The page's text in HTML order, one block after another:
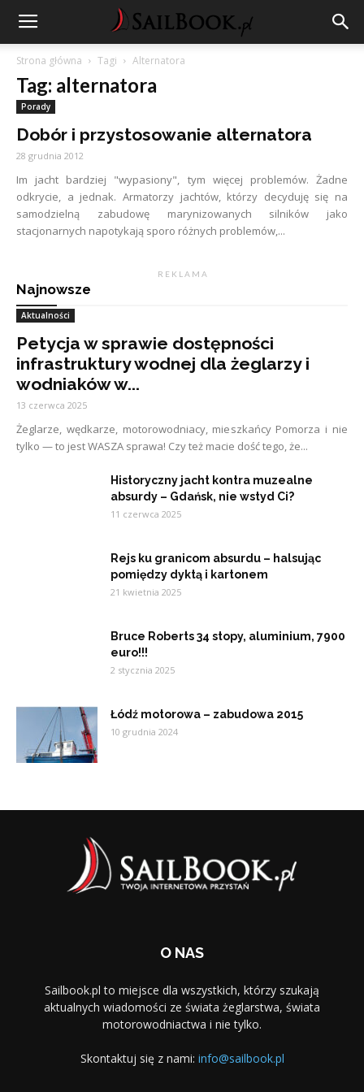
Strona główna Tagi Alternatora
Tag: alternatora
Porady
Dobór i przystosowanie alternatora
28 grudnia 2012
Im jacht bardziej "wypasiony", tym więcej problemów. Żadne
odkrycie, a jednak. Armatorzy jachtów, którzy decyduję się na
samodzielną zabudowę marynizowanych silników jako
stacjonarnych napotykają sporo różnych problemów,...
R E K L A M A
Najnowsze
Aktualności
Petycja w sprawie dostępności
infrastruktury wodnej dla żeglarzy i
wodniaków w...
13 czerwca 2025
Żeglarze, wędkarze, motorowodniacy, mieszkańcy Pomorza i nie
tylko — to jest WASZA sprawa! Czy też macie dość tego, że...
Historyczny jacht kontra muzealne
absurdy – Gdańsk, nie wstyd Ci?
11 czerwca 2025
Rejs ku granicom absurdu – halsując
pomiędzy dyktą i kartonem
21 kwietnia 2025
Bruce Roberts 34 stopy, aluminium, 7900
euro!!!
2 stycznia 2025
Łódź motorowa – zabudowa 2015
10 grudnia 2024
O NAS
Sailbook.pl to miejsce dla wszystkich, którzy szukają
aktualnych wiadomości ze świata żeglarstwa, świata
motorowodniactwa i nie tylko.
Skontaktuj się z nami: info@sailbook.pl